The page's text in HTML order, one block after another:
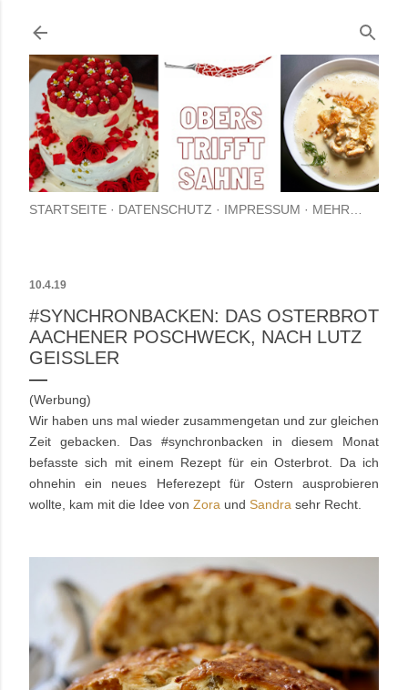
STARTSEITE DATENSCHUTZ IMPRESSUM MEHR…
10.4.19
#SYNCHRONBACKEN: DAS OSTERBROT
AACHENER POSCHWECK, NACH LUTZ
GEISSLER
(Werbung)
Wir haben uns mal wieder zusammengetan und zur gleichen
Zeit gebacken. Das #synchronbacken in diesem Monat
befasste sich mit einem Rezept für ein Osterbrot. Da ich
ohnehin ein neues Heferezept für Ostern ausprobieren
wollte, kam mit die Idee von Zora und Sandra sehr Recht.